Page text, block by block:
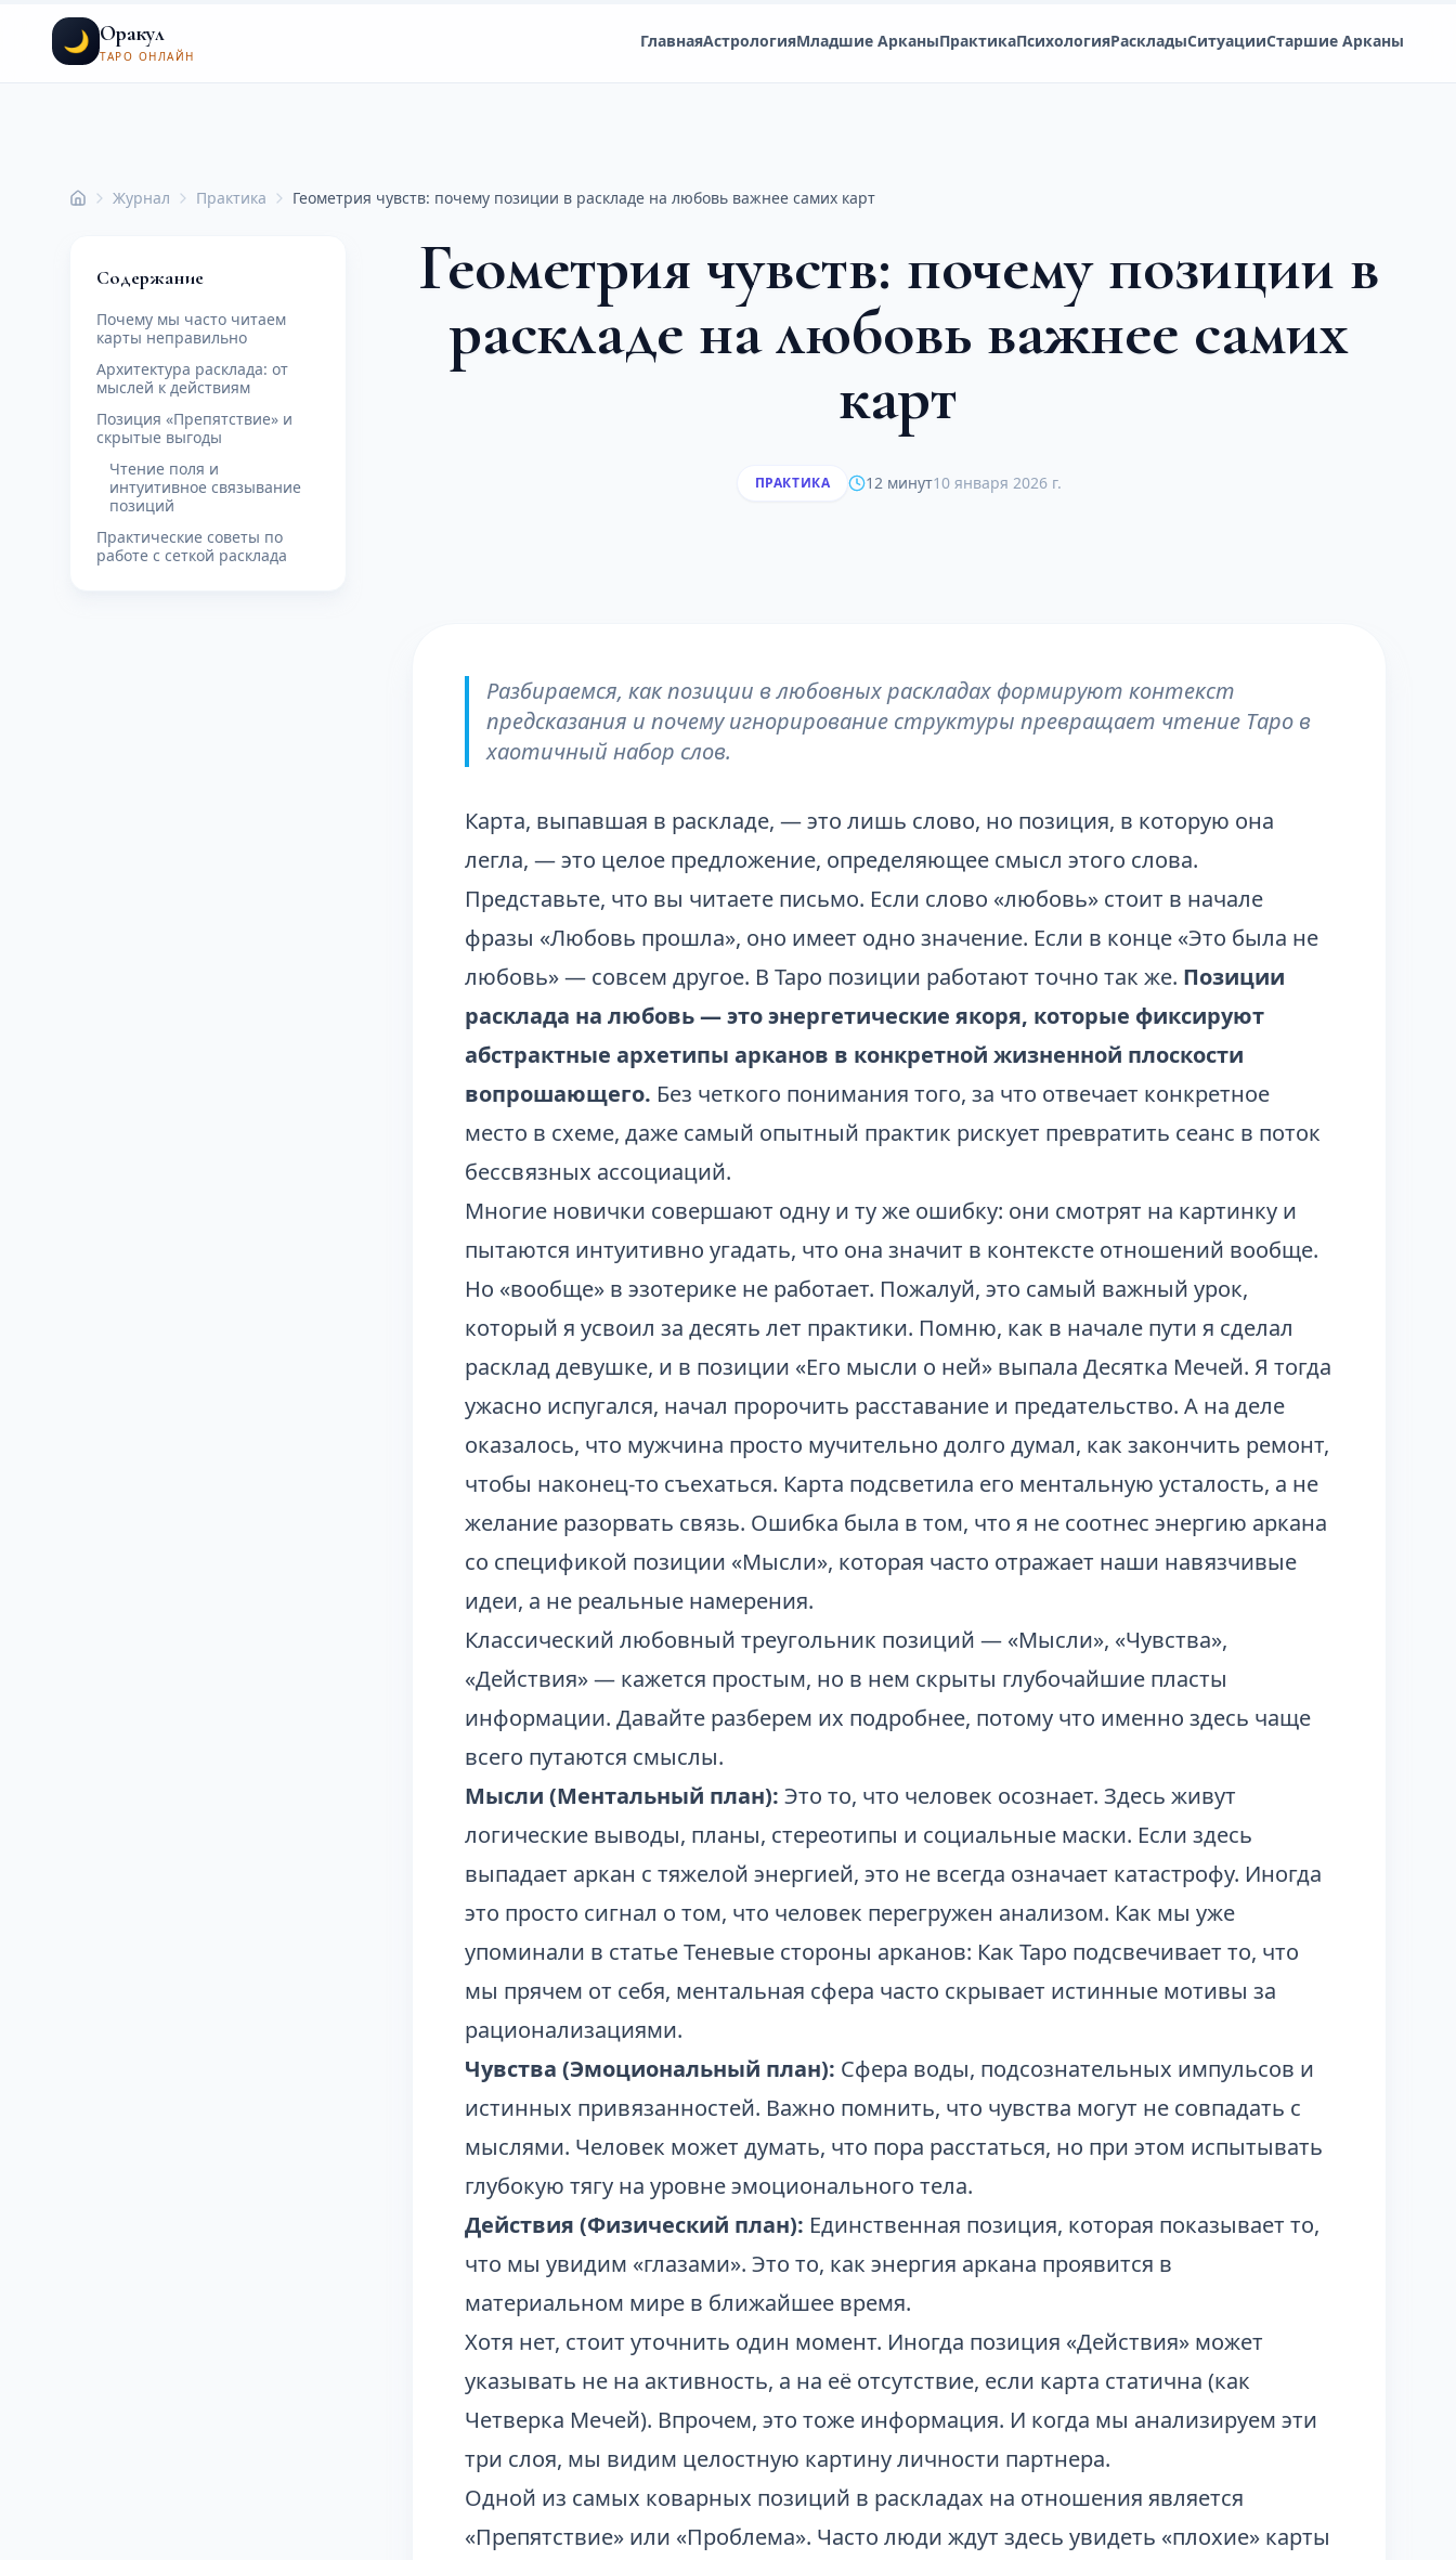
🌙 Оракул
ТАРО ОНЛАЙН
ГлавнаяАстрологияМладшие АрканыПрактикаПсихологияРаскладыСитуацииСтаршие Арканы
ГлавнаяЖурнал Практика Геометрия чувств: почему позиции в раскладе на любовь важнее самих карт
Содержание
Почему мы часто читаем
карты неправильно
Архитектура расклада: от
мыслей к действиям
Позиция «Препятствие» и
скрытые выгоды
Чтение поля и
интуитивное связывание
позиций
Практические советы по
работе с сеткой расклада
Геометрия чувств: почему позиции в
раскладе на любовь важнее самих
карт
ПРАКТИКА 12 минут10 января 2026 г.
Разбираемся, как позиции в любовных раскладах формируют контекст
предсказания и почему игнорирование структуры превращает чтение Таро в
хаотичный набор слов.
Карта, выпавшая в раскладе, — это лишь слово, но позиция, в которую она
легла, — это целое предложение, определяющее смысл этого слова.
Представьте, что вы читаете письмо. Если слово «любовь» стоит в начале
фразы «Любовь прошла», оно имеет одно значение. Если в конце «Это была не
любовь» — совсем другое. В Таро позиции работают точно так же. Позиции
расклада на любовь — это энергетические якоря, которые фиксируют
абстрактные архетипы арканов в конкретной жизненной плоскости
вопрошающего. Без четкого понимания того, за что отвечает конкретное
место в схеме, даже самый опытный практик рискует превратить сеанс в поток
бессвязных ассоциаций.
Многие новички совершают одну и ту же ошибку: они смотрят на картинку и
пытаются интуитивно угадать, что она значит в контексте отношений вообще.
Но «вообще» в эзотерике не работает. Пожалуй, это самый важный урок,
который я усвоил за десять лет практики. Помню, как в начале пути я сделал
расклад девушке, и в позиции «Его мысли о ней» выпала Десятка Мечей. Я тогда
ужасно испугался, начал пророчить расставание и предательство. А на деле
оказалось, что мужчина просто мучительно долго думал, как закончить ремонт,
чтобы наконец-то съехаться. Карта подсветила его ментальную усталость, а не
желание разорвать связь. Ошибка была в том, что я не соотнес энергию аркана
со спецификой позиции «Мысли», которая часто отражает наши навязчивые
идеи, а не реальные намерения.
Классический любовный треугольник позиций — «Мысли», «Чувства»,
«Действия» — кажется простым, но в нем скрыты глубочайшие пласты
информации. Давайте разберем их подробнее, потому что именно здесь чаще
всего путаются смыслы.
Мысли (Ментальный план): Это то, что человек осознает. Здесь живут
логические выводы, планы, стереотипы и социальные маски. Если здесь
выпадает аркан с тяжелой энергией, это не всегда означает катастрофу. Иногда
это просто сигнал о том, что человек перегружен анализом. Как мы уже
упоминали в статьеТеневые стороны арканов: Как Таро подсвечивает то, что
мы прячем от себя, ментальная сфера часто скрывает истинные мотивы за
рационализациями.
Чувства (Эмоциональный план): Сфера воды, подсознательных импульсов и
истинных привязанностей. Важно помнить, что чувства могут не совпадать с
мыслями. Человек может думать, что пора расстаться, но при этом испытывать
глубокую тягу на уровне эмоционального тела.
Действия (Физический план): Единственная позиция, которая показывает то,
что мы увидим «глазами». Это то, как энергия аркана проявится в
материальном мире в ближайшее время.
Хотя нет, стоит уточнить один момент. Иногда позиция «Действия» может
указывать не на активность, а на её отсутствие, если карта статична (как
Четверка Мечей). Впрочем, это тоже информация. И когда мы анализируем эти
три слоя, мы видим целостную картину личности партнера.
Одной из самых коварных позиций в раскладах на отношения является
«Препятствие» или «Проблема». Часто люди ждут здесь увидеть «плохие» карты